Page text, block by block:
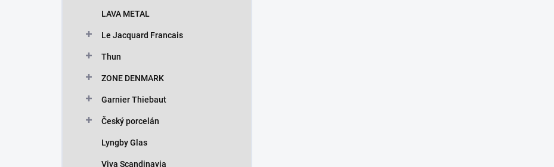
LAVA METAL
Le Jacquard Francais
Thun
ZONE DENMARK
Garnier Thiebaut
Český porcelán
Lyngby Glas
Viva Scandinavia